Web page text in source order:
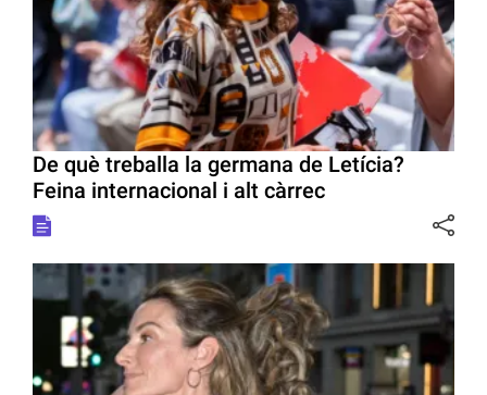
De què treballa la germana de Letícia?
Feina internacional i alt càrrec